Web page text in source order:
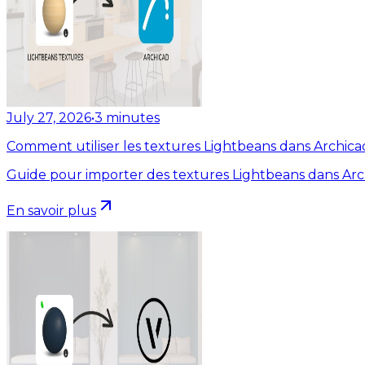
July 27, 2026•3 minutes
Comment utiliser les textures Lightbeans dans
Guide pour importer des textures Lightbeans dans
En savoir plus